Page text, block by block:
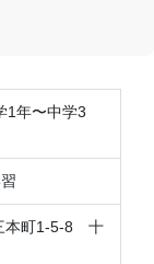
1年〜中学3
本町1-5-8 十